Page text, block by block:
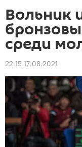
Вольник
среди
22:15 17.08.2021